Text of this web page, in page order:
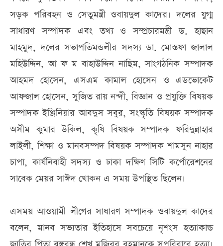
সড়ক পরিবহন ও সেতুমন্ত্রী ওবায়দুল কাদের। দলের যুগ্ম
সাধারণ সম্পাদক এবং তথ্য ও সম্প্রচারমন্ত্রী ড. হাছান
মাহমুদ, দলের সভাপতিমন্ডলীর সদস্য ডা. মোস্তফা জালাল
মহিউদ্দিন, আ ফ ম বাহাউদ্দিন নাছিম, সাংগঠনিক সম্পাদক
আহমদ হোসেন, এসএম কামাল হোসেন ও এডভোকেট
আফজাল হোসেন, সুজিত রায় নন্দী, বিজ্ঞান ও প্রযুক্তি বিষয়ক
সম্পাদক ইঞ্জিনিয়ার আবদুস সবুর, সংস্কৃতি বিষয়ক সম্পাদক
অসীম কুমার উকিল, কৃষি বিষয়ক সম্পাদক ফরিদুন্নাহার
লাইলী, শিক্ষা ও মানবসম্পদ বিষয়ক সম্পাদক শামসুন নাহার
চাপা, কার্যনিবাহী সদস্য ও ঢাকা দক্ষিণ সিটি কর্পোরেশনের
সাবেক মেয়র সাঈদ খোকন এ সময় উপস্থিত ছিলেন।
এসময় আওয়ামী লীগের সাধারণ সম্পাদক ওবায়দুল কাদের
বলেন, মানব সভ্যতার ইতিহাসে সবচেয়ে নৃশংস হত্যাকান্ড